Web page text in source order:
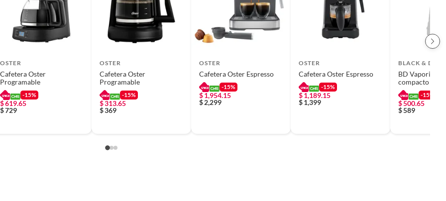
OSTER
Cafetera Oster
Programable
-15%
$619.65
$729
OSTER
Cafetera Oster
Programable
-15%
$313.65
$369
OSTER
Cafetera Oster Espresso
-15%
$1,954.15
$2,299
OSTER
Cafetera Oster Espresso
-15%
$1,189.15
$1,399
BLACK &
BD
compacto
-15%
$500.65
$589